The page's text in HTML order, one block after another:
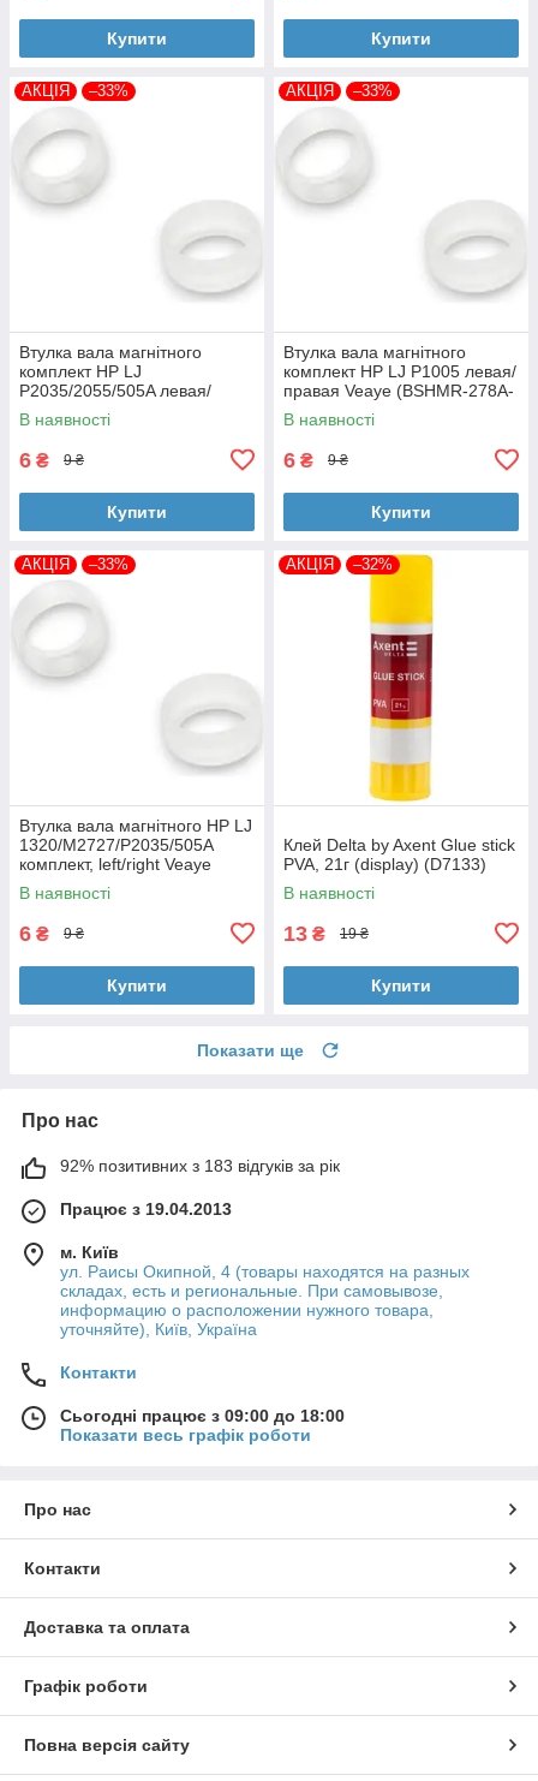
Купити Купити
АКЦІЯ –33%
Втулка вала магнітного
комплект HP LJ
P2035/2055/505A левая/
правая Veaye (BSHMR-505A-
VE)
В наявності
6 ₴ 9 ₴
Купити
АКЦІЯ –33%
Втулка вала магнітного
комплект HP LJ P1005 левая/
правая Veaye (BSHMR-278A-
VE)
В наявності
6 ₴ 9 ₴
Купити
АКЦІЯ –33%
Втулка вала магнітного HP LJ
1320/M2727/P2035/505A
комплект, left/right Veaye
(BSHMR-505U-VE)
В наявності
6 ₴ 9 ₴
Купити
АКЦІЯ –32%
Клей Delta by Axent Glue stick
PVA, 21г (display) (D7133)
В наявності
13 ₴ 19 ₴
Купити
Показати ще
Про нас
92% позитивних з 183 відгуків за рік
Працює з 19.04.2013
м. Київ
ул. Раисы Окипной, 4 (товары находятся на разных
складах, есть и региональные. При самовывозе,
информацию о расположении нужного товара,
уточняйте), Київ, Україна
Контакти
Сьогодні працює з 09:00 до 18:00
Показати весь графік роботи
Про нас
Контакти
Доставка та оплата
Графік роботи
Повна версія сайту